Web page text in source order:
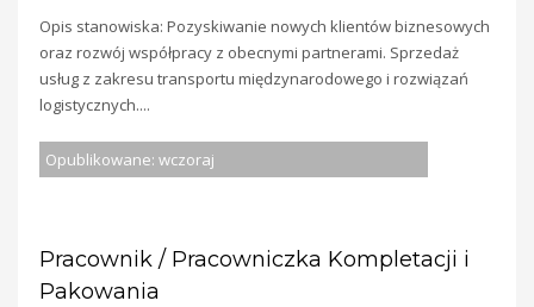
Opis stanowiska: Pozyskiwanie nowych klientów biznesowych
oraz rozwój współpracy z obecnymi partnerami. Sprzedaż
usług z zakresu transportu międzynarodowego i rozwiązań
logistycznych....
Opublikowane: wczoraj
Pracownik / Pracowniczka Kompletacji i
Pakowania